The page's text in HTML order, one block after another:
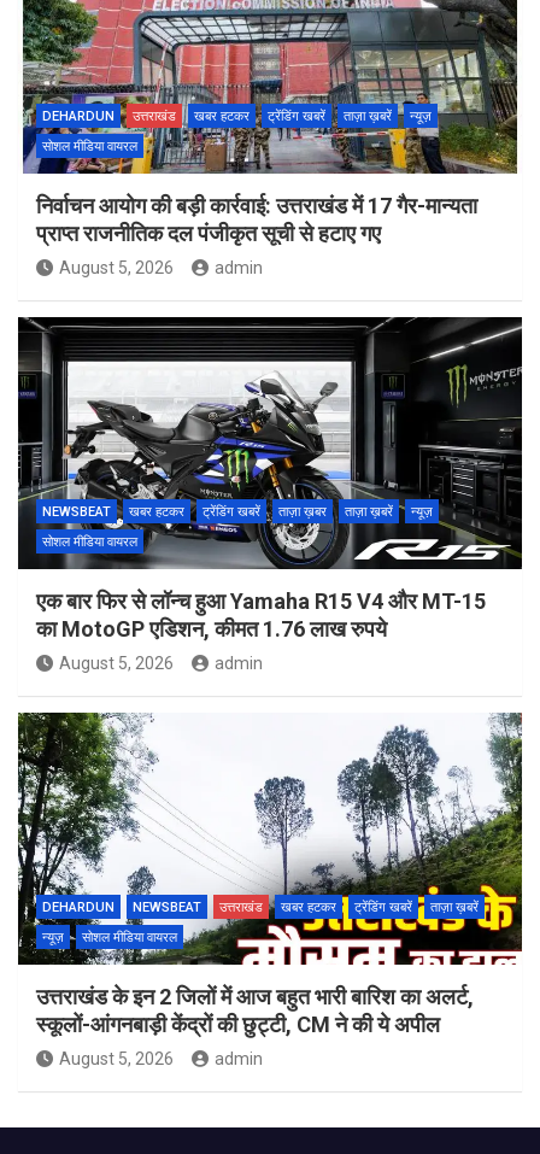
DEHARDUN उत्तराखंड खबर हटकर ट्रेंडिंग खबरें ताज़ा ख़बरें
न्यूज़
सोशल मीडिया वायरल
निर्वाचन आयोग की बड़ी कार्रवाई: उत्तराखंड में 17 गैर-मान्यता
प्राप्त राजनीतिक दल पंजीकृत सूची से हटाए गए
August 5, 2026 admin
NEWSBEAT खबर हटकर ट्रेंडिंग खबरें ताज़ा ख़बर ताज़ा ख़बरें
न्यूज़
सोशल मीडिया वायरल
एक बार फिर से लॉन्च हुआ Yamaha R15 V4 और MT-15
का MotoGP एडिशन, कीमत 1.76 लाख रुपये
August 5, 2026 admin
DEHARDUN NEWSBEAT उत्तराखंड खबर हटकर ट्रेंडिंग खबरें
ताज़ा ख़बरें
न्यूज़
सोशल मीडिया वायरल
उत्तराखंड के इन 2 जिलों में आज बहुत भारी बारिश का अलर्ट,
स्कूलों-आंगनबाड़ी केंद्रों की छुट्टी, CM ने की ये अपील
August 5, 2026 admin